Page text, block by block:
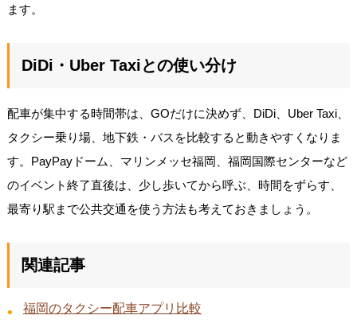
ます。
DiDi・Uber Taxiとの使い分け
配車が集中する時間帯は、GOだけに決めず、DiDi、Uber Taxi、
タクシー乗り場、地下鉄・バスを比較すると動きやすくなりま
す。PayPayドーム、マリンメッセ福岡、福岡国際センターなど
のイベント終了直後は、少し歩いてから呼ぶ、時間をずらす、
最寄り駅まで公共交通を使う方法も考えておきましょう。
関連記事
福岡のタクシー配車アプリ比較